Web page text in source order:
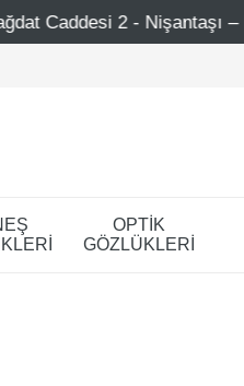
– Etiler – Ataşehir
OPTİK
GÖZLÜKLERİ